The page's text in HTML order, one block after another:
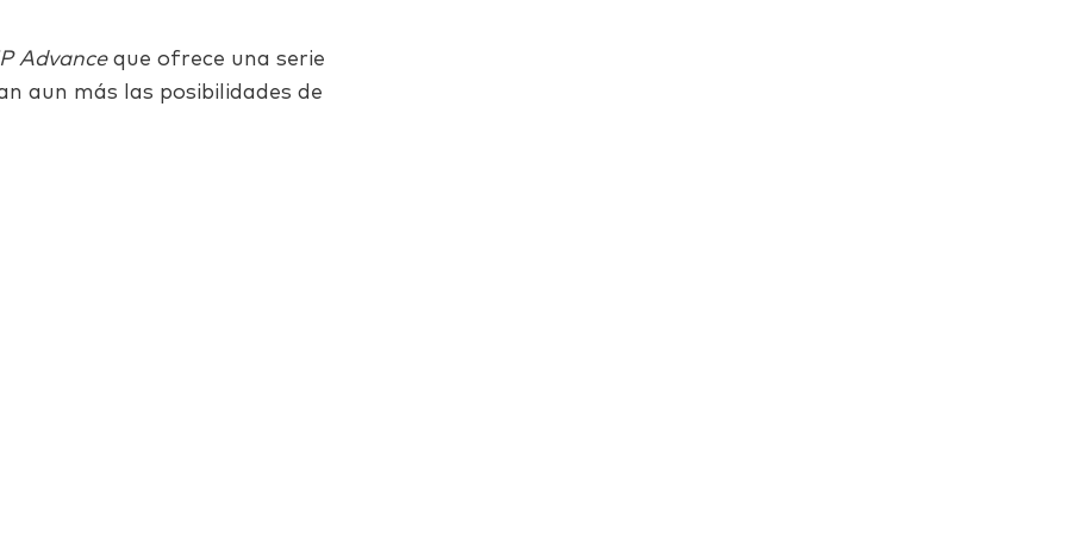
Advanceque ofrece una serie
aun más las posibilidades de